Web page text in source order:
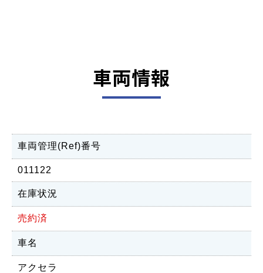
車両情報
車両管理(Ref)番号
011122
在庫状況
売約済
車名
アクセラ